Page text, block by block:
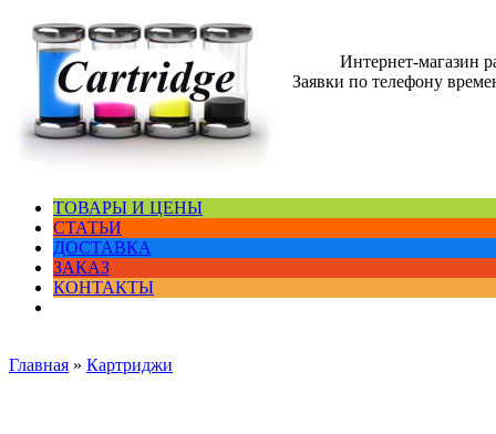
Интернет-магазин
Заявки по телефону
ТОВАРЫ И ЦЕНЫ
СТАТЬИ
ДОСТАВКА
ЗАКАЗ
КОНТАКТЫ
Главная » Картриджи